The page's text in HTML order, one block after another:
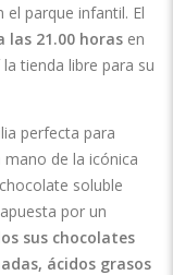
parque infantil. El
las 21.00 horas en
tienda libre para su
perfecta para
de la icónica
soluble
por un
sus chocolates
ácidos grasos